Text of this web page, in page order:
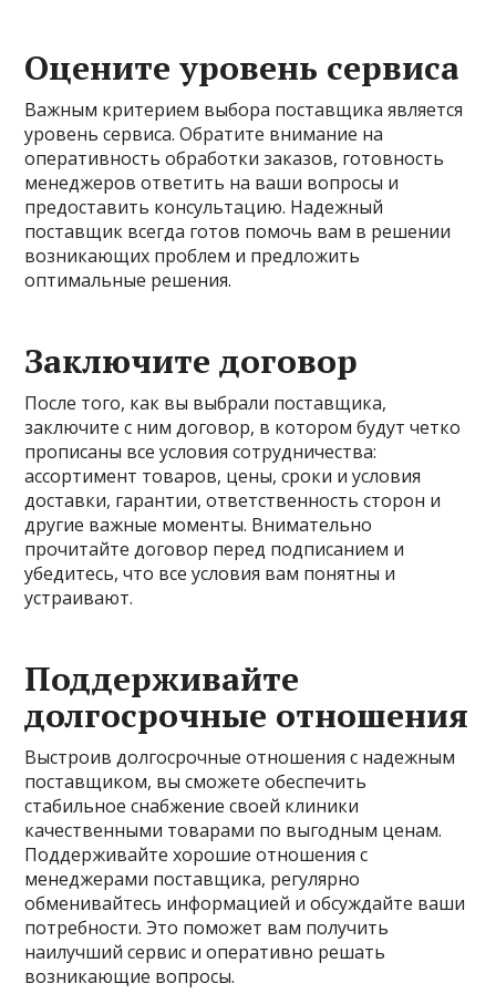
Оцените уровень сервиса
Важным критерием выбора поставщика является
уровень сервиса. Обратите внимание на
оперативность обработки заказов, готовность
менеджеров ответить на ваши вопросы и
предоставить консультацию. Надежный
поставщик всегда готов помочь вам в решении
возникающих проблем и предложить
оптимальные решения.
Заключите договор
После того, как вы выбрали поставщика,
заключите с ним договор, в котором будут четко
прописаны все условия сотрудничества:
ассортимент товаров, цены, сроки и условия
доставки, гарантии, ответственность сторон и
другие важные моменты. Внимательно
прочитайте договор перед подписанием и
убедитесь, что все условия вам понятны и
устраивают.
Поддерживайте
долгосрочные отношения
Выстроив долгосрочные отношения с надежным
поставщиком, вы сможете обеспечить
стабильное снабжение своей клиники
качественными товарами по выгодным ценам.
Поддерживайте хорошие отношения с
менеджерами поставщика, регулярно
обменивайтесь информацией и обсуждайте ваши
потребности. Это поможет вам получить
наилучший сервис и оперативно решать
возникающие вопросы.